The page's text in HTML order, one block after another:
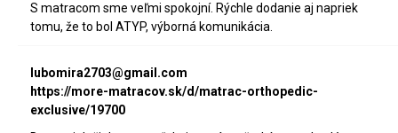
S matracom sme veľmi spokojní. Rýchle dodanie aj napriek
tomu, že to bol ATYP, výborná komunikácia.
lubomira2703@gmail.com
https://more-matracov.sk/d/matrac-orthopedic-
exclusive/19700